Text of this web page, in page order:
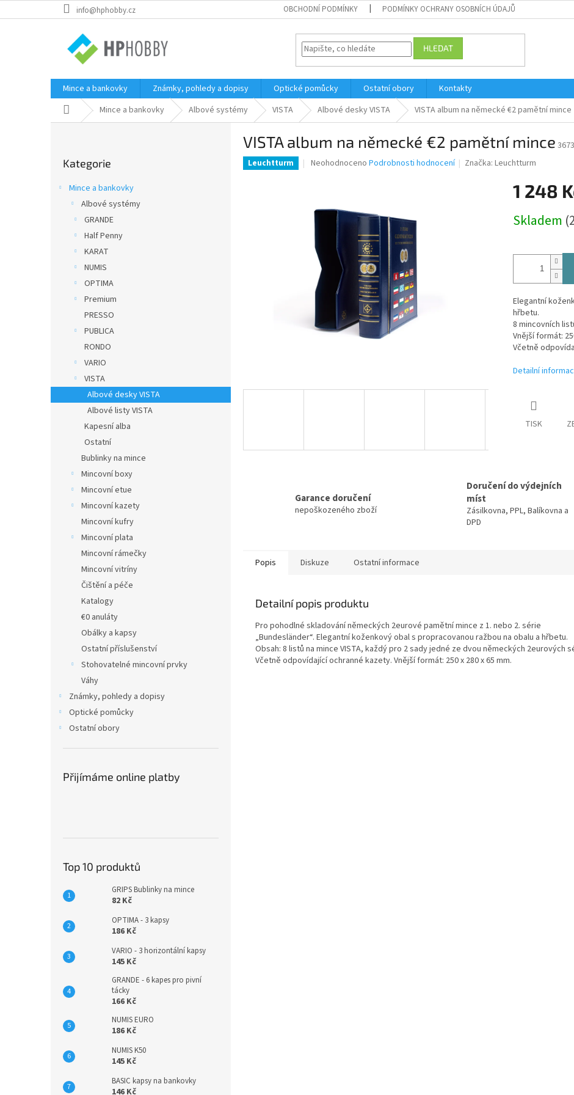
na
info@hphobby.cz OBCHODNÍ PODMÍNKY PODMÍNKY OCHRANY OSOBNÍCH ÚDAJŮ
HLEDAT
Mince a bankovky Známky, pohledy a dopisy Optické pomůcky Ostatní obory
Kontakty
Domů Mince a bankovky Albové systémy VISTA Albové desky VISTA VISTA album na německé €2 pamětní mince
kategorie
Kategorie
Mince a bankovky
Albové systémy
GRANDE
Half Penny
KARAT
NUMIS
OPTIMA
Premium
PRESSO
PUBLICA
RONDO
VARIO
VISTA
Albové desky VISTA
Albové listy VISTA
Kapesní alba
Ostatní
Bublinky na mince
Mincovní boxy
Mincovní etue
Mincovní kazety
Mincovní kufry
Mincovní plata
Mincovní rámečky
Mincovní vitríny
Čištění a péče
Katalogy
€0 anuláty
Obálky a kapsy
Ostatní příslušenství
Stohovatelné mincovní prvky
Váhy
Známky, pohledy a dopisy
Optické pomůcky
Ostatní obory
Přijímáme online platby
Top 10 produktů
GRIPS Bublinky na mince
82 Kč
OPTIMA - 3 kapsy
186 Kč
VARIO - 3 horizontální kapsy
145 Kč
GRANDE - 6 kapes pro pivní
tácky
166 Kč
NUMIS EURO
186 Kč
NUMIS K50
145 Kč
BASIC kapsy na bankovky
146 Kč
VISTA album na německé €2 pamětní mince
Leuchtturm
Průměrné
0,0
z
hvězdiček.
Neohodnoceno Podrobnosti hodnocení Značka:Leuchtturm
1 248
cena:
Skladem
Elegantní
hřbetu.
8 mincovních
Vnější formát:
Včetně
Detailní
TISK
Garance doručení
nepoškozeného zboží
Doručení do výdejních
míst
Zásilkovna, PPL, Balíkovna a
DPD
Popis Diskuze Ostatní informace
Detailní popis produktu
Pro pohodlné skladování německých 2eurové pamětní mince z 1. nebo 2. série
„Bundesländer“. Elegantní koženkový obal s propracovanou ražbou na obalu a hřbetu.
Obsah: 8 listů na mince VISTA, každý pro 2 sady jedné ze dvou německých 2eurových
Včetně odpovídající ochranné kazety. Vnější formát: 250 x 280 x 65 mm.